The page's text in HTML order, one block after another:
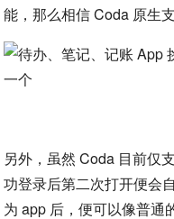
能，那么相信 Coda 原生
另外，虽然 Coda 目前仅
功登录后第二次打开便会
为 app 后，便可以像普通